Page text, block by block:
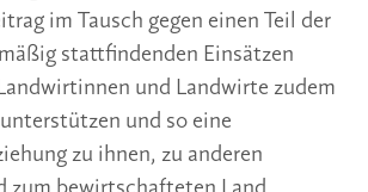
im Tausch gegen einen Teil der
stattfindenden Einsätzen
und Landwirte zudem
und so eine
zu ihnen, zu anderen